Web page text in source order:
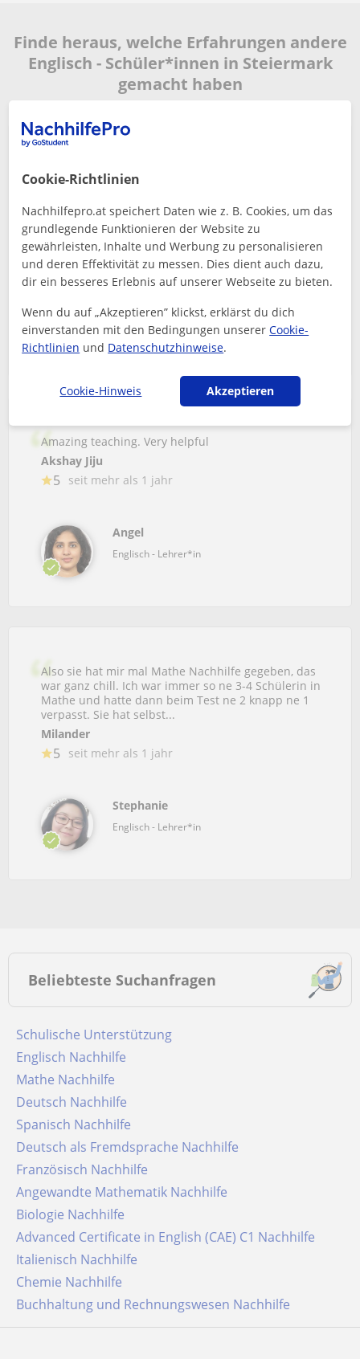
Finde heraus, welche Erfahrungen andere
Englisch - Schüler*innen in Steiermark
gemacht haben
ziemlich jung ist kann er echt gut erklären. Meine
Schularbeit geschaf...
Maria
5 Vor 6 monate
Englisch - Lehrer*in
Amazing teaching. Very helpful
Akshay Jiju
5 seit mehr als 1 jahr
Angel
Englisch - Lehrer*in
Also sie hat mir mal Mathe Nachhilfe gegeben, das
war ganz chill. Ich war immer so ne 3-4 Schülerin in
Mathe und hatte dann beim Test ne 2 knapp ne 1
verpasst. Sie hat selbst...
Milander
5 seit mehr als 1 jahr
Stephanie
Englisch - Lehrer*in
Beliebteste Suchanfragen
Schulische Unterstützung
Englisch Nachhilfe
Mathe Nachhilfe
Deutsch Nachhilfe
Spanisch Nachhilfe
Deutsch als Fremdsprache Nachhilfe
Französisch Nachhilfe
Angewandte Mathematik Nachhilfe
Biologie Nachhilfe
Advanced Certificate in English (CAE) C1 Nachhilfe
Italienisch Nachhilfe
Chemie Nachhilfe
Buchhaltung und Rechnungswesen Nachhilfe
Cookie-Richtlinien
Nachhilfepro.at speichert Daten wie z. B. Cookies, um das
grundlegende Funktionieren der Website zu
gewährleisten, Inhalte und Werbung zu personalisieren
und deren Effektivität zu messen. Dies dient auch dazu,
dir ein besseres Erlebnis auf unserer Webseite zu bieten.
Wenn du auf „Akzeptieren” klickst, erklärst du dich
einverstanden mit den Bedingungen unsererCookie-
Richtlinien und Datenschutzhinweise.
Cookie-Hinweis Akzeptieren